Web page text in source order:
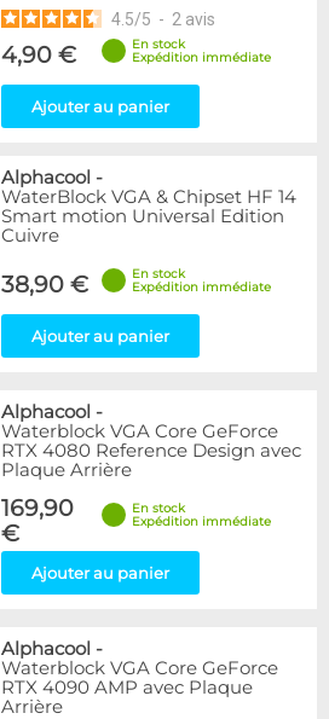
4.5/5 - 2 avis
4,90 €
En stock
Expédition immédiate
Ajouter au panier
Alphacool -
WaterBlock VGA & Chipset HF 14
Smart motion Universal Edition
Cuivre
38,90 €
En stock
Expédition immédiate
Ajouter au panier
Alphacool -
Waterblock VGA Core GeForce
RTX 4080 Reference Design avec
Plaque Arrière
169,90
€
En stock
Expédition immédiate
Ajouter au panier
Alphacool -
Waterblock VGA Core GeForce
RTX 4090 AMP avec Plaque
Arrière